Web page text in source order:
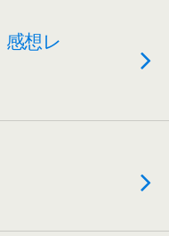
想レ